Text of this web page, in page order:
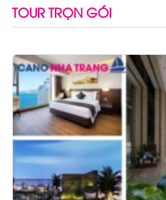
TOUR TRỌN GÓI